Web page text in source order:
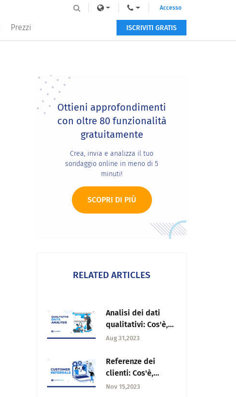
Prezzi
Accesso
ISCRIVITI GRATIS
Primary
Sidebar
Ottieni approfondimenti
con oltre 80 funzionalità
gratuitamente
Crea, invia e analizza il tuo
sondaggio online in meno di 5
minuti!
SCOPRI DI PIÙ
RELATED ARTICLES
Analisi dei dati
qualitativi: Cos'è,
metodi ed esempi
Aug 31,2023
Referenze dei
clienti: Cos'è,
l'importanza e
Nov 15,2023